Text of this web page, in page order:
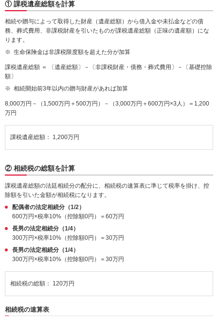
① 課税遺産総額を計算
相続や贈与によって取得した財産（遺産総額）から借入金や未払金などの債
務、葬式費用、非課税財産を引いたものが課税遺産総額（正味の遺産額）にな
ります。
生命保険金は非課税限度額を超えた分が加算
課税遺産総額 ＝ 〔遺産総額〕－〔非課税財産・債務・葬式費用〕－〔基礎控除
額〕
相続開始前3年以内の贈与財産があれば加算
8,000万円－（1,500万円＋500万円）－（3,000万円＋600万円×3人）＝1,200
万円
課税遺産総額： 1,200万円
② 相続税の総額を計算
課税遺産総額の法廷相続分の配分に、相続税の速算表に準じて税率を掛け、控
除額を引いた金額が相続税になります。
配偶者の法定相続分（1/2）
600万円×税率10%（控除額0円）＝60万円
長男の法定相続分（1/4）
300万円×税率10%（控除額0円）＝30万円
長男の法定相続分（1/4）
300万円×税率10%（控除額0円）＝30万円
相続税の総額： 120万円
相続税の速算表